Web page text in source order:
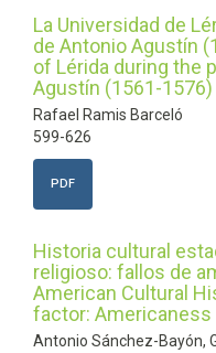
La Universidad de
de Antonio Agustín
of Lérida during the
Agustín (1561-1576)
Rafael Ramis Barceló
599-626
PDF
Historia cultural
religioso: fallos de
American Cultural
factor: Americaness
Antonio Sánchez-Bayón,